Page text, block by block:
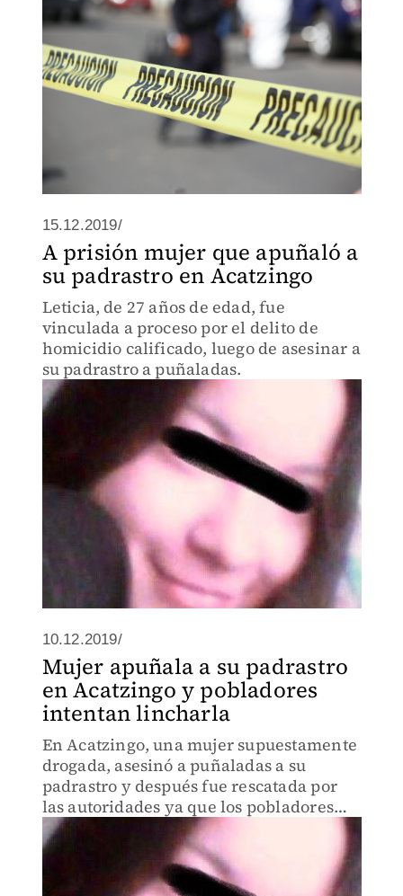
15.12.2019/
A prisión mujer que apuñaló a
su padrastro en Acatzingo
Leticia, de 27 años de edad, fue
vinculada a proceso por el delito de
homicidio calificado, luego de asesinar a
su padrastro a puñaladas.
10.12.2019/
Mujer apuñala a su padrastro
en Acatzingo y pobladores
intentan lincharla
En Acatzingo, una mujer supuestamente
drogada, asesinó a puñaladas a su
padrastro y después fue rescatada por
las autoridades ya que los pobladores
pretendían lincharla